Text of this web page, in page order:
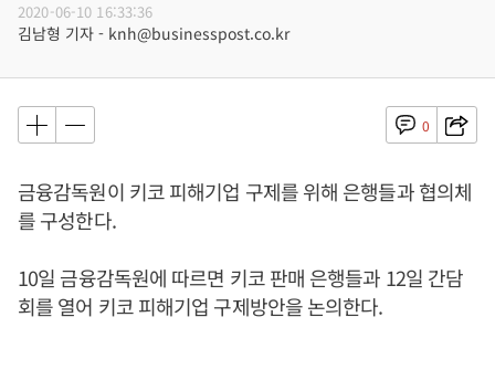
2020-06-10 16:33:36
김남형 기자 - knh@businesspost.co.kr
0
금융감독원이 키코 피해기업 구제를 위해 은행들과 협의체
를 구성한다.
10일 금융감독원에 따르면 키코 판매 은행들과 12일 간담
회를 열어 키코 피해기업 구제방안을 논의한다.